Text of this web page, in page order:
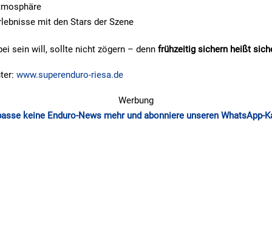
mit den Stars der Szene
sein will, sollte nicht zögern – dennfrühzeitig sichern heißt
www.superenduro-riesa.de
Werbung
keine Enduro-News mehr und abonniere unseren WhatsApp-